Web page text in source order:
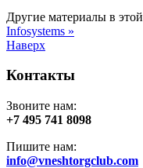
Другие материалы в
Infosystems »
Наверх
Контакты
Звоните нам:
+7 495 741 8098
Пишите нам:
info@vneshtorgclub.com